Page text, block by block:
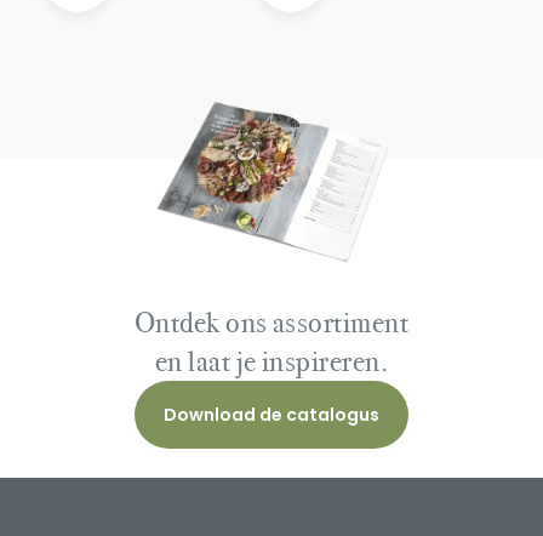
Ontdek ons assortiment
en laat je inspireren.
Download de catalogus